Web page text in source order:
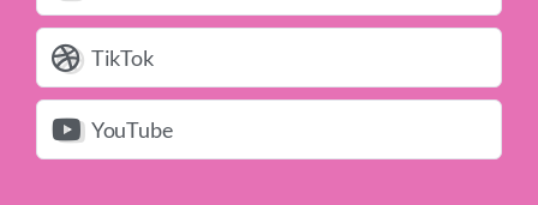
TikTok
YouTube